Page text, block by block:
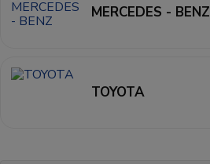
MERCEDES - BENZ
TOYOTA